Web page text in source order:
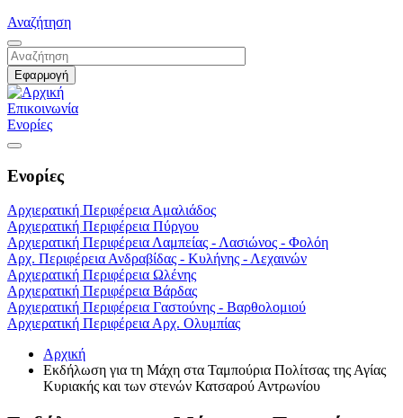
Αναζήτηση
Επικοινωνία
Ενορίες
Ενορίες
Αρχιερατική Περιφέρεια Αμαλιάδος
Αρχιερατική Περιφέρεια Πύργου
Αρχιερατική Περιφέρεια Λαμπείας - Λασιώνος - Φολόη
Αρχ. Περιφέρεια Ανδραβίδας - Κυλήνης - Λεχαινών
Αρχιερατική Περιφέρεια Ωλένης
Αρχιερατική Περιφέρεια Βάρδας
Αρχιερατική Περιφέρεια Γαστούνης - Βαρθολομιού
Αρχιερατική Περιφέρεια Αρχ. Ολυμπίας
Αρχική
Εκδήλωση για τη Μάχη στα Ταμπούρια Πολίτσας της Αγίας
Κυριακής και των στενών Κατσαρού Αντρωνίου